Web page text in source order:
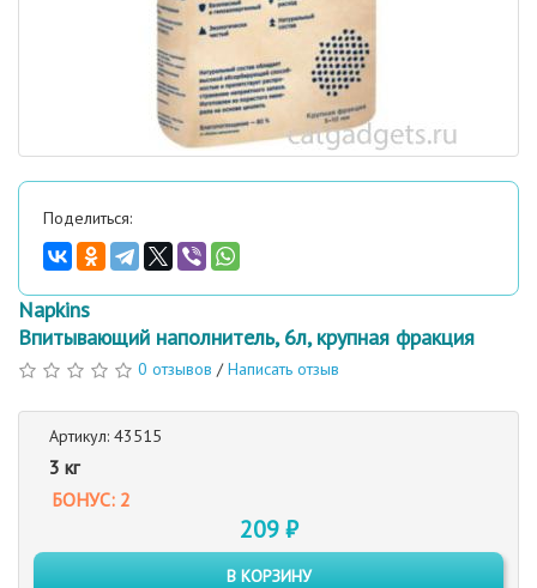
Поделиться:
Napkins
Впитывающий наполнитель, 6л, крупная фракция
0 отзывов /Написать отзыв
Артикул: 43515
3 кг
БОНУС: 2
209 ₽
В КОРЗИНУ